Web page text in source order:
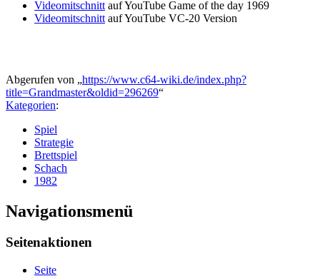
Videomitschnitt auf YouTube Game of the day 1969
Videomitschnitt auf YouTube VC-20 Version
Abgerufen von „https://www.c64-wiki.de/index.php?
title=Grandmaster&oldid=296269“
Kategorien:
Spiel
Strategie
Brettspiel
Schach
1982
Navigationsmenü
Seitenaktionen
Seite